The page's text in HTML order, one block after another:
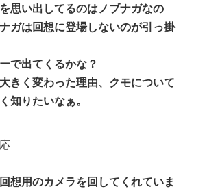
思い出してるのはノブナガなの
ガは回想に登場しないのが引っ掛
で出てくるかな？
きく変わった理由、クモについて
知りたいなぁ。
想用のカメラを回してくれていま